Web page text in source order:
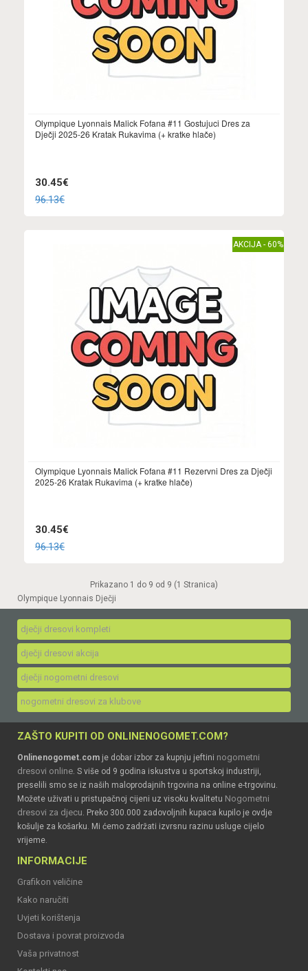
Olympique Lyonnais Malick Fofana #11 Gostujuci Dres za
Dječji 2025-26 Kratak Rukavima (+ kratke hlače)
30.45€
96.13€
AKCIJA - 60%
Olympique Lyonnais Malick Fofana #11 Rezervni Dres za Dječji
2025-26 Kratak Rukavima (+ kratke hlače)
30.45€
96.13€
Prikazano 1 do 9 od 9 (1 Stranica)
Olympique Lyonnais Dječji
dječji dresovi kompleti
dječji dresovi akcija
dječji nogometni dresovi
nogometni dresovi za klubove
ZAŠTO KUPITI OD ONLINENOGOMET.COM?
Onlinenogomet.com je dobar izbor za kupnju jeftini nogometni
dresovi online . S više od 9 godina iskustva u sportskoj industriji,
preselili smo se iz naših maloprodajnih trgovina na online e-trgovinu.
Možete uživati u pristupačnoj cijeni uz visoku kvalitetu Nogometni
dresovi za djecu . Preko 300.000 zadovoljnih kupaca kupilo je ovdje
košulje za košarku. Mi ćemo zadržati izvrsnu razinu usluge cijelo
vrijeme.
INFORMACIJE
Grafikon veličine
Kako naručiti
Uvjeti korištenja
Dostava i povrat proizvoda
Vaša privatnost